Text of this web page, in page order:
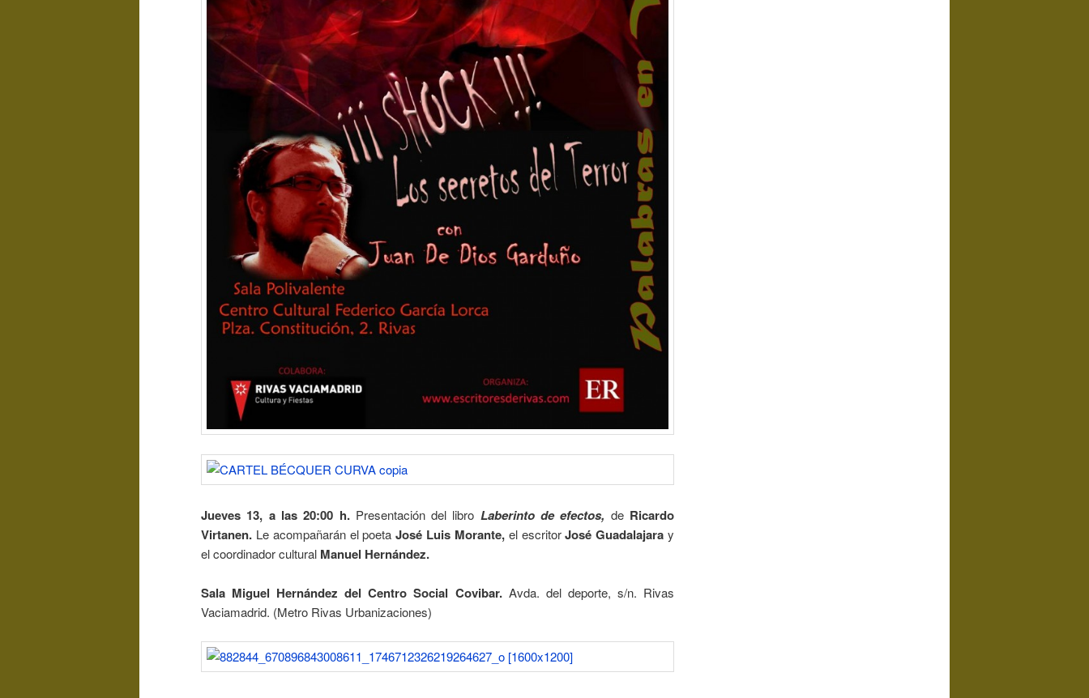
Jueves 13, a las 20:00 h. Presentación del libro Laberinto de efectos, deRicardo
Virtanen. Le acompañarán el poetaJosé Luis Morante, el escritorJosé Guadalajaray
el coordinador cultural Manuel Hernández.
Sala Miguel Hernández del Centro Social Covibar. Avda. del deporte, s/n. Rivas
Vaciamadrid. (Metro Rivas Urbanizaciones)